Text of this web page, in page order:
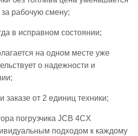
рабочую смену;
в исправном состоянии;
на одном месте уже
о надежности и
от 2 единиц техники;
погрузчика JCB 4CX
подходом к каждому